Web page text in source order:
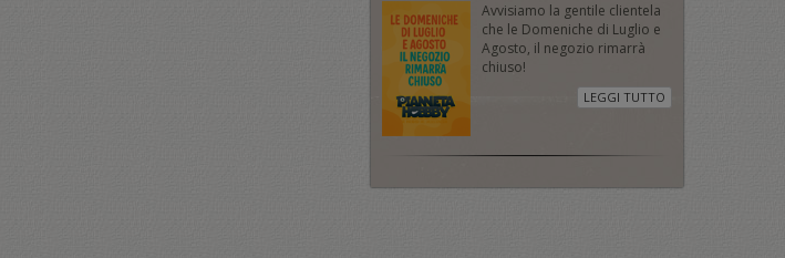
Avvisiamo la gentile clientela
che le Domeniche di Luglio e
Agosto, il negozio rimarrà
chiuso!
LEGGI TUTTO